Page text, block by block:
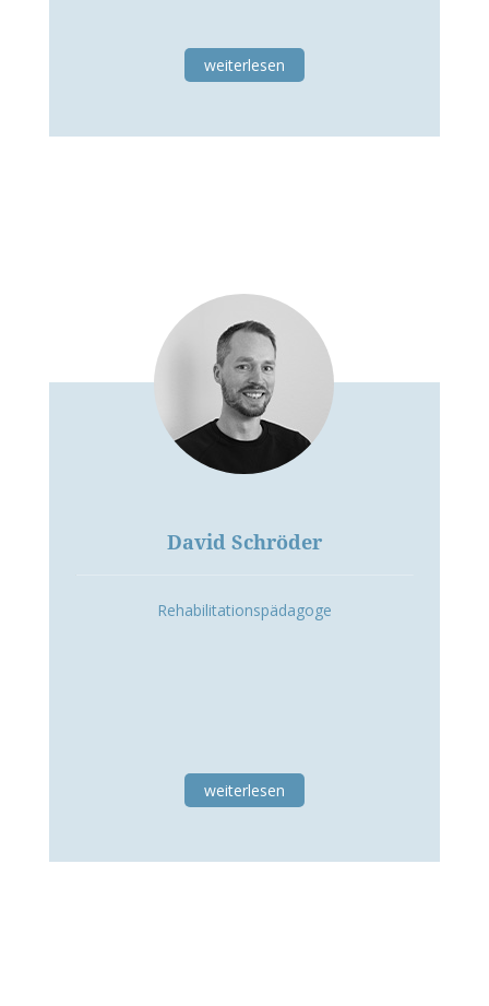
weiterlesen
David Schröder
Rehabilitationspädagoge
weiterlesen